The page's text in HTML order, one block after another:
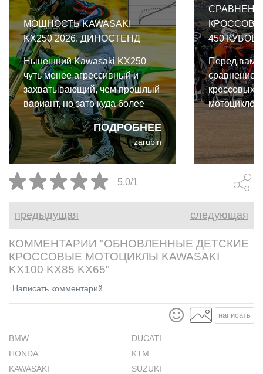
МОЩНОСТЬ KAWASAKI
KX250 2026. ДИНОСТЕНД
ПОДРОБНЕЕ
Нынешний Kawasaki KX250
чуть менее агрессивный и
захватывающий, чем прошлый
вариант, но зато куда более
удобный и управляемый, он
больше подходит
начинающим, чем опытным
райдерам.
zarubin
450 КУБОВ
Перед вами
сравнение
кроссовых
мотоциклов
5.0/1
предыдущая следующая
КОММЕНТАРИИ "ОБНОВЛЕННЫЕ ДЕТСКИЕ
КРОССОВЫЕ МОТОЦИКЛЫ KAWASAKI
KX100 KX85 KX65"
написать
BMW
DUCATI
HONDA
KTM
KAWASAKI
SUZUKI